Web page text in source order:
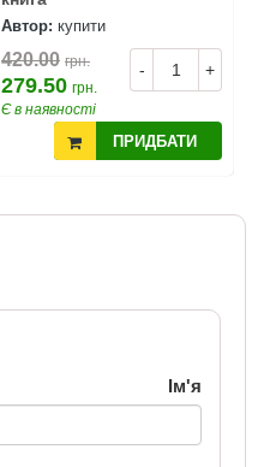
Автор: купити
- +
420.00 грн.
279.50 грн.
Є в наявності
ПРИДБАТИ
Ім'я